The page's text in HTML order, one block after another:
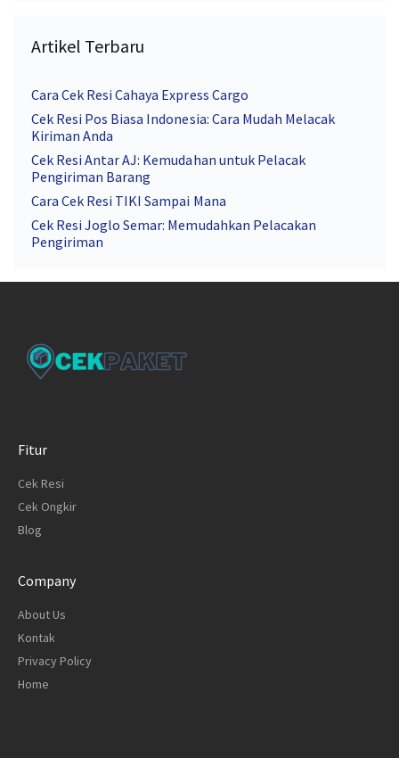
Artikel Terbaru
Cara Cek Resi Cahaya Express Cargo
Cek Resi Pos Biasa Indonesia: Cara Mudah Melacak
Kiriman Anda
Cek Resi Antar AJ: Kemudahan untuk Pelacak
Pengiriman Barang
Cara Cek Resi TIKI Sampai Mana
Cek Resi Joglo Semar: Memudahkan Pelacakan
Pengiriman
Fitur
Cek Resi
Cek Ongkir
Blog
Company
About Us
Kontak
Privacy Policy
Home